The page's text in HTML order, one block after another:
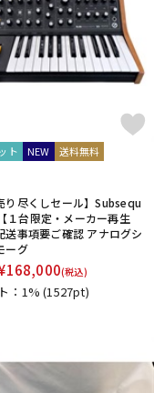
ト NEW 送料無料
り尽くしセール】Subsequ
１台限定・メーカー再生
事項要ご確認 アナログシ
ーグ
168,000(税込)
：1%(1527pt)